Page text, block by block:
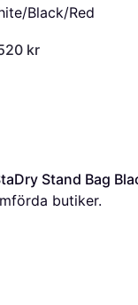
Black/Red
kr
Stand Bag
butiker.